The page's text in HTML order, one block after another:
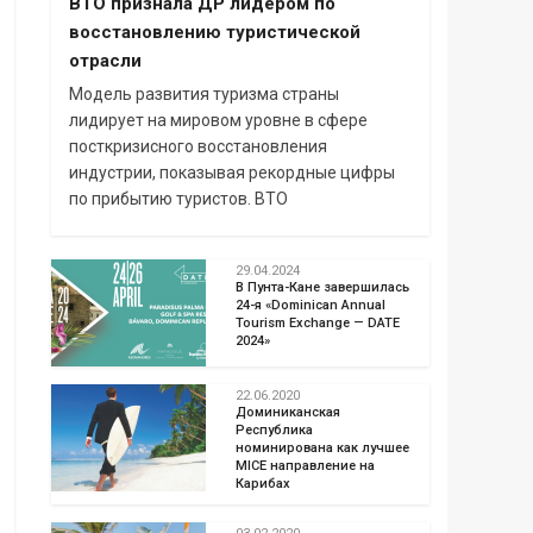
восстановлению туристической
отрасли
Модель развития туризма страны
лидирует на мировом уровне в сфере
посткризисного восстановления
индустрии, показывая рекордные цифры
по прибытию туристов. ВТО
29.04.2024
В Пунта-Кане завершилась
24-я «Dominican Annual
Tourism Exchange — DATE
2024»
22.06.2020
Доминиканская
Республика
номинирована как лучшее
MICE направление на
Карибах